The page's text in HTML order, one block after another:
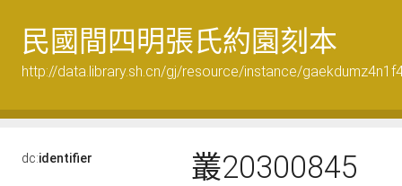
民國間四明張氏約園刻本
http://data.library.sh.cn/gj/resource/instance/
dc:identifier 叢20300845